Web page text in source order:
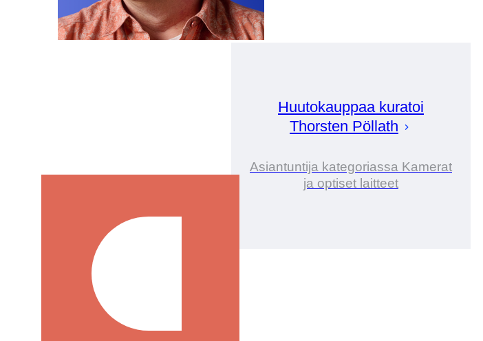
Huutokauppaa kuratoi
Thorsten Pöllath
Asiantuntija kategoriassa Kamerat
ja optiset laitteet